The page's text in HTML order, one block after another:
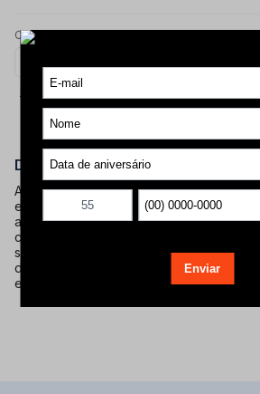
Calcule o frete
Não sei meu CEP?
Descrição do produto
A pe?a LEGEND?RIOS SNICKERS ? uma
exclusiva que vai al?m da est?tica. Com
acabamento de alta qualidade, esta
conta com tecnologia NFC integrada ao
smartphone compat?vel, o usu?rio ?
deo explicativo sobre o Movimento
experi?ncia interativa, informativa e